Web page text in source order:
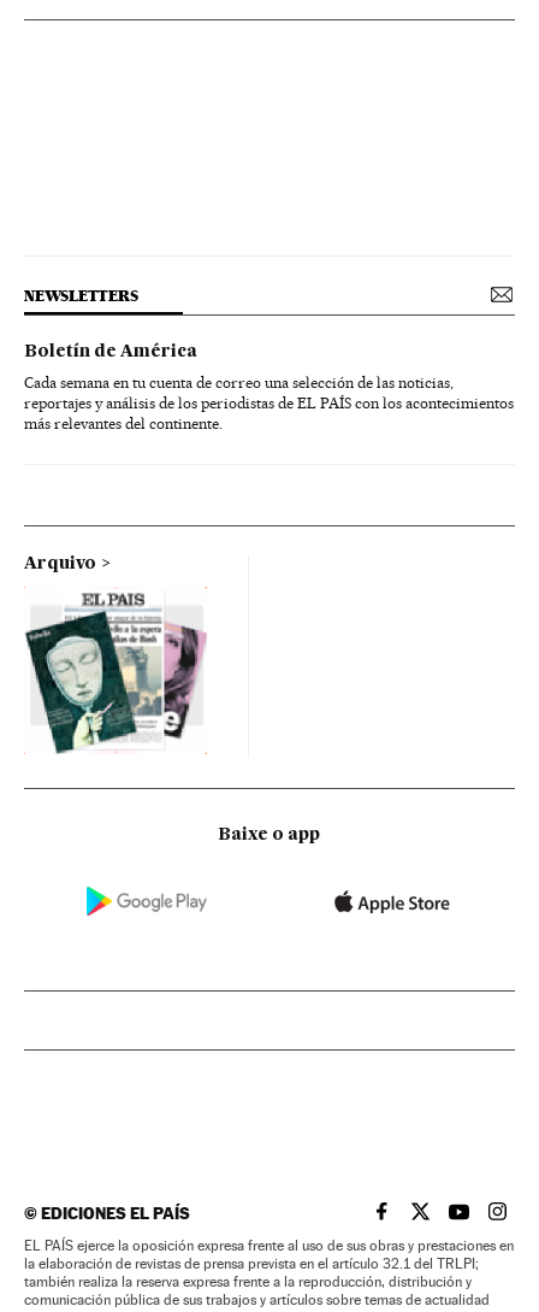
NEWSLETTERS
Boletín de América
Cada semana en tu cuenta de correo una selección de las noticias,
reportajes y análisis de los periodistas de EL PAÍS con los acontecimientos
más relevantes del continente.
Arquivo
Baixe o app
©EDICIONES EL PAÍS EL PAÍS BRASIL EN
EL PAÍSEL PAÍS
EL
EL PAÍS ejerce la oposición expresa frente al uso de sus obras y prestaciones en
la elaboración de revistas de prensa prevista en el artículo 32.1 del TRLPI;
también realiza la reserva expresa frente a la reproducción, distribución y
comunicación pública de sus trabajos y artículos sobre temas de actualidad